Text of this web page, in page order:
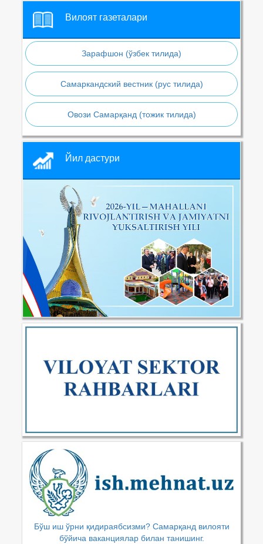
Вилоят газеталари
Зарафшон (ўзбек тилида)
Самаркандский вестник (рус тилида)
Овози Самарқанд (тожик тилида)
Йил дастури
Бўш иш ўрни қидираябсизми? Самарқанд вилояти
бўйича ваканциялар билан танишинг.